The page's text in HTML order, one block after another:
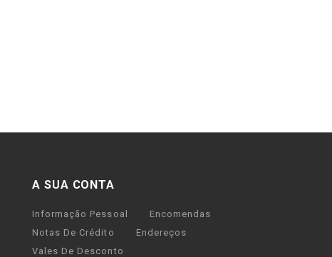
A SUA CONTA
Informação Pessoal
Encomendas
Notas De Crédito
Endereços
Vales De Desconto